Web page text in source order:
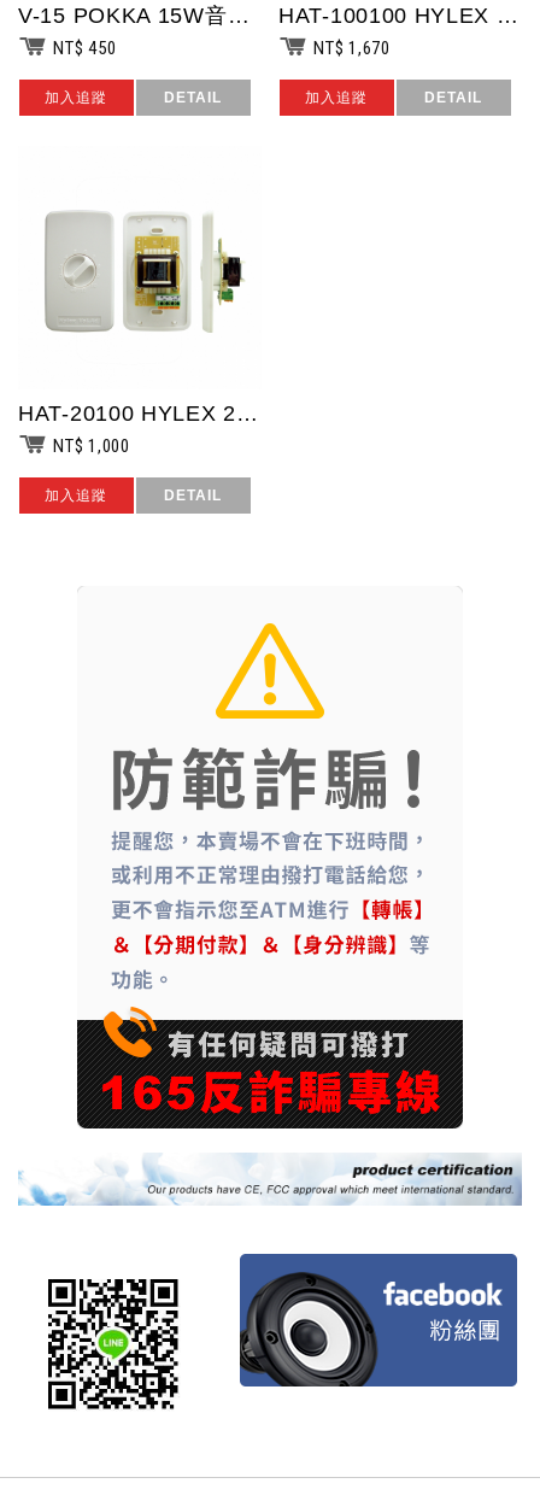
V-15 POKKA 15W音量衰減器 廣播工程專用/連續可調(繞線電阻)音量大...
NT$ 450
加入追蹤 DETAIL
HAT-100100 HYLEX 100W音量衰減器 廣播工程專用/OPT高壓1...
NT$ 1,670
加入追蹤 DETAIL
HAT-20100 HYLEX 20W音量衰減器 廣播工程專用/OPT高壓100...
NT$ 1,000
加入追蹤 DETAIL